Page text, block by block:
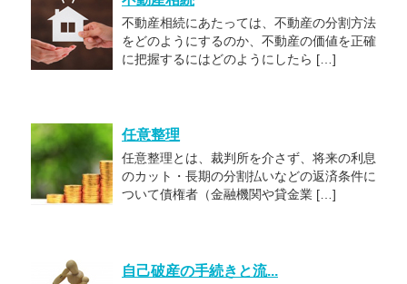
不動産相続にあたっては、不動産の分割方法
をどのようにするのか、不動産の価値を正確
に把握するにはどのようにしたら […]
任意整理
任意整理とは、裁判所を介さず、将来の利息
のカット・長期の分割払いなどの返済条件に
ついて債権者（金融機関や貸金業 […]
自己破産の手続きと流...